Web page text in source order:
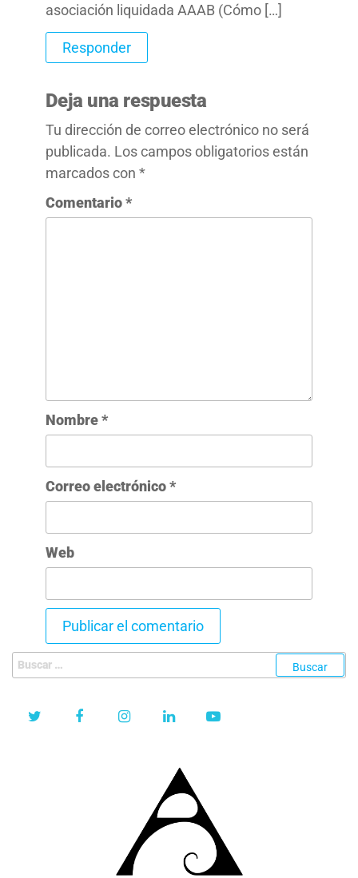
asociación liquidada AAAB (Cómo […]
Responder
Deja una respuesta
Tu dirección de correo electrónico no será
publicada. Los campos obligatorios están
marcados con *
Comentario*
Nombre*
Correo electrónico*
Web
Buscar: